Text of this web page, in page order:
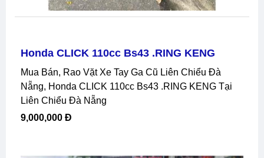
Honda CLICK 110cc Bs43 .RING KENG
Mua Bán, Rao Vặt Xe Tay Ga Cũ Liên Chiểu Đà
Nẵng, Honda CLICK 110cc Bs43 .RING KENG Tại
Liên Chiểu Đà Nẵng
9,000,000 Đ